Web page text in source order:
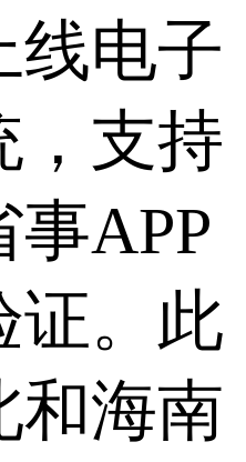
线电子
，支持
APP
证。此
和海南